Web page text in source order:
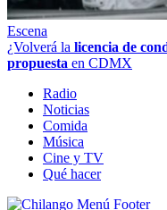
Escena
¿Volverá la licencia de
propuesta en CDMX
Radio
Noticias
Comida
Música
Cine y TV
Qué hacer